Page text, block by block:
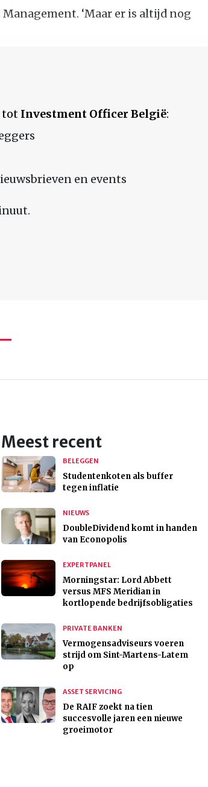
‘Maar er is altijd nog
tot Investment Officer België:
en events
Meest recent
BELEGGEN
Studentenkoten als buffer
tegen inflatie
NIEUWS
DoubleDividend komt in handen
van Econopolis
EXPERTPANEL
Morningstar: Lord Abbett
versus MFS Meridian in
kortlopende bedrijfsobligaties
PRIVATE BANKEN
Vermogensadviseurs voeren
strijd om Sint-Martens-Latem
op
ASSET SERVICING
De RAIF zoekt na tien
succesvolle jaren een nieuwe
groeimotor